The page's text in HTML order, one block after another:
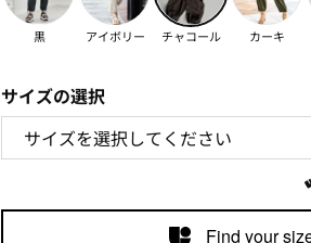
黒 アイボリー チャコール カーキ
サイズの選択
Find your